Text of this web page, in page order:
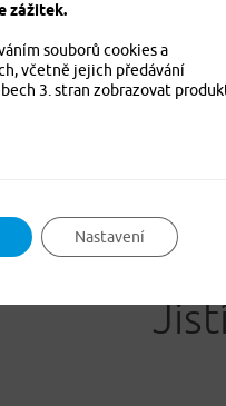
zážitek.
souborů cookies a
včetně jejich předávání
3. stran zobrazovat
Nastavení